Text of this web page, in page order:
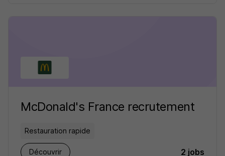
McDonald's France recrutement
Restauration rapide
Découvrir 2 jobs